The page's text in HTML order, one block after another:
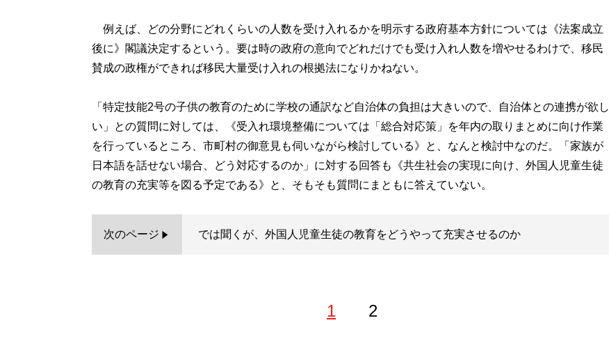
例えば、どの分野にどれくらいの人数を受け入れるかを明示する政府基本方針については《法案成立
後に》閣議決定するという。要は時の政府の意向でどれだけでも受け入れ人数を増やせるわけで、移民
賛成の政権ができれば移民大量受け入れの根拠法になりかねない。
「特定技能2号の子供の教育のために学校の通訳など自治体の負担は大きいので、自治体との連携が欲し
い」との質問に対しては、《受入れ環境整備については「総合対応策」を年内の取りまとめに向け作業
を行っているところ、市町村の御意見も伺いながら検討している》と、なんと検討中なのだ。「家族が
日本語を話せない場合、どう対応するのか」に対する回答も《共生社会の実現に向け、外国人児童生徒
の教育の充実等を図る予定である》と、そもそも質問にまともに答えていない。
次のページ では聞くが、外国人児童生徒の教育をどうやって充実させるのか
1 2